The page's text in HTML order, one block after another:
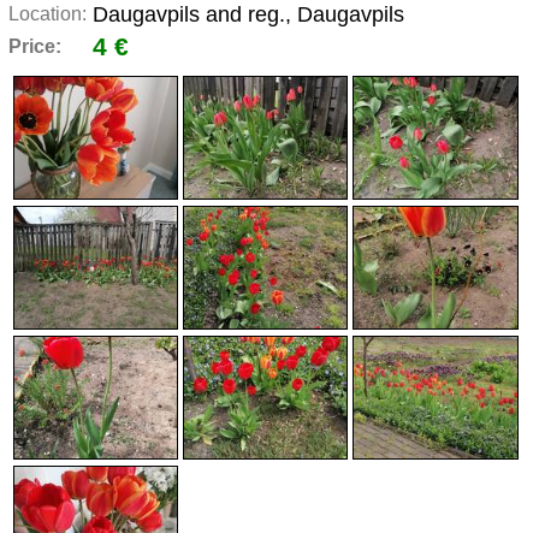
Location: Daugavpils and reg., Daugavpils
Price: 4 €